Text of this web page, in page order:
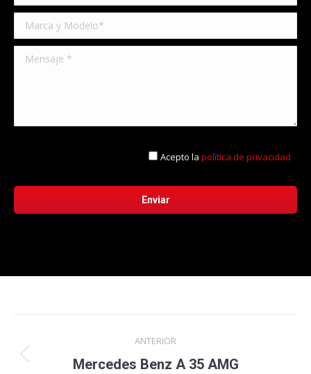
Acepto lapolítica de privacidad
entre
ANTERIOR
Proyecto
Mercedes Benz A 35 AMG